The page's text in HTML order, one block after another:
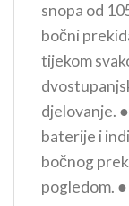
snopa od
bočni
tijekom
djelovanje.
baterije i
bočnog
pogledom.